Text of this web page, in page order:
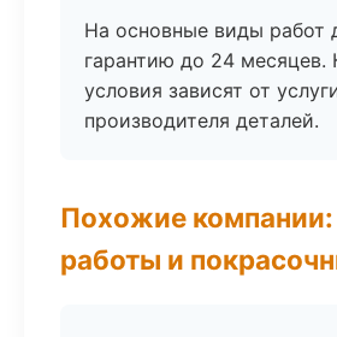
На основные виды работ
гарантию до 24 месяцев.
условия зависят от
производителя деталей.
Похожие
работы и